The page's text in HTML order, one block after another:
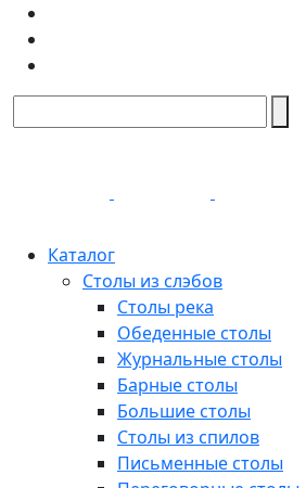
Каталог
Столы из слэбов
Столы река
Обеденные столы
Журнальные столы
Барные столы
Большие столы
Столы из спилов
Письменные столы